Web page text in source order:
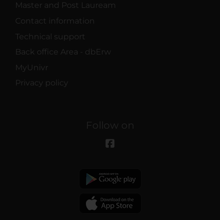
Master and Post Lauream
Contact information
Technical support
Back office Area - dbErw
MyUnivr
Privacy policy
Follow on